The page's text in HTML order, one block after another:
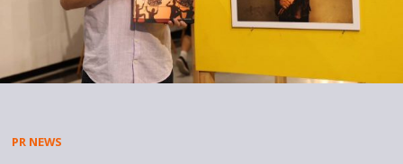
PR NEWS